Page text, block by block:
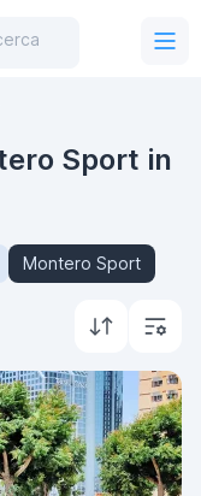
Sport in
Montero Sport